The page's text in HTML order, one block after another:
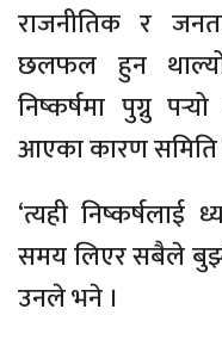
राजनीतिक र
छलफल हुन
निष्कर्षमा पुग्नु
आएका कारण समिति
‘त्यही निष्कर्षलाई
समय लिएर सबैले बुझ्ने
उनले भने ।